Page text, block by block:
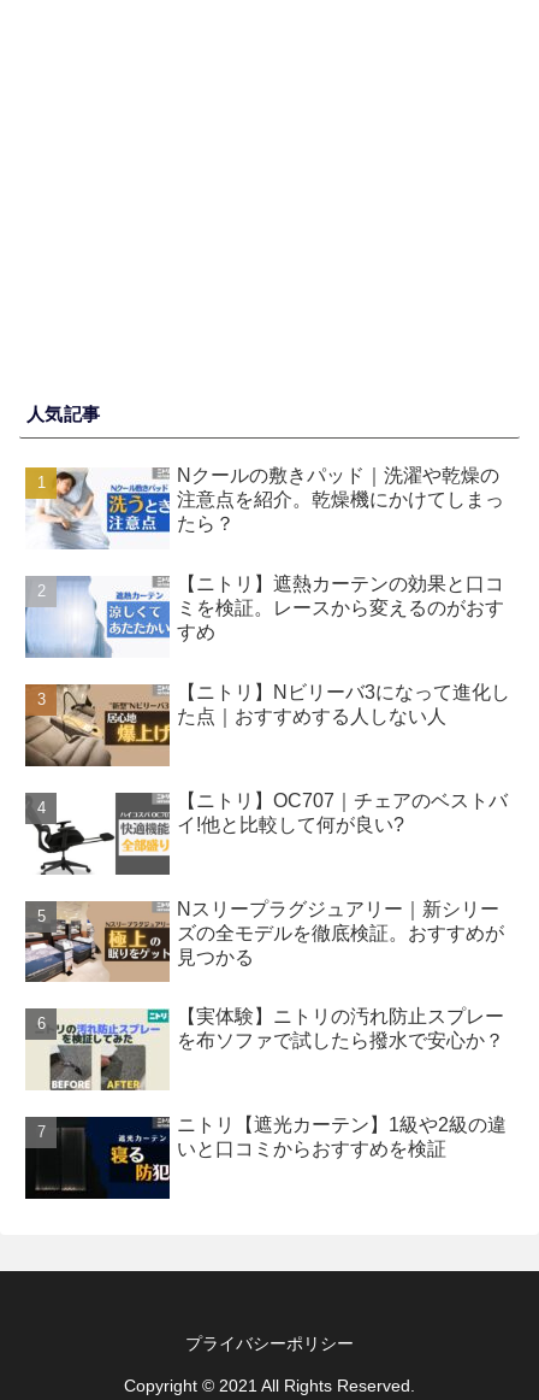
人気記事
Nクールの敷きパッド｜洗濯や乾燥の
注意点を紹介。乾燥機にかけてしまっ
たら？
【ニトリ】遮熱カーテンの効果と口コ
ミを検証。レースから変えるのがおす
すめ
【ニトリ】Nビリーバ3になって進化し
た点｜おすすめする人しない人
【ニトリ】OC707｜チェアのベストバ
イ!他と比較して何が良い?
Nスリープラグジュアリー｜新シリー
ズの全モデルを徹底検証。おすすめが
見つかる
【実体験】ニトリの汚れ防止スプレー
を布ソファで試したら撥水で安心か？
ニトリ【遮光カーテン】1級や2級の違
いと口コミからおすすめを検証
プライバシーポリシー
Copyright © 2021 All Rights Reserved.